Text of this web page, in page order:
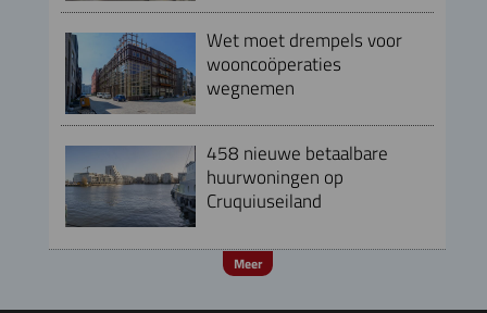
Wet moet drempels voor
wooncoöperaties
wegnemen
458 nieuwe betaalbare
huurwoningen op
Cruquiuseiland
Meer